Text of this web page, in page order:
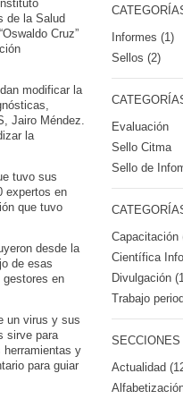
de la Salud
Cruz”
modificar la
Jairo Méndez.
la
tuvo sus
expertos en
que tuvo
desde la
de esas
en
un virus y sus
sirve para
herramientas y
para guiar
Informes (1)
Sellos (2)
Evaluación
Sello Citma
Sello de
Capacitación
Científica
Divulgación
Trabajo
Actualidad